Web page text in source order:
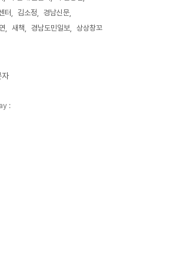
터
김소정
경남신문
새책 경남도민일보 상상창꼬
자
: